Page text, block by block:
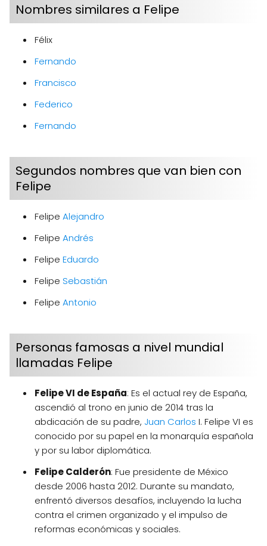
Nombres similares a Felipe
Félix
Fernando
Francisco
Federico
Fernando
Segundos nombres que van bien con
Felipe
Felipe Alejandro
Felipe Andrés
Felipe Eduardo
Felipe Sebastián
Felipe Antonio
Personas famosas a nivel mundial
llamadas Felipe
Felipe VI de España: Es el actual rey de España,
ascendió al trono en junio de 2014 tras la
abdicación de su padre, Juan Carlos I. Felipe VI es
conocido por su papel en la monarquía española
y por su labor diplomática.
Felipe Calderón: Fue presidente de México
desde 2006 hasta 2012. Durante su mandato,
enfrentó diversos desafíos, incluyendo la lucha
contra el crimen organizado y el impulso de
reformas económicas y sociales.